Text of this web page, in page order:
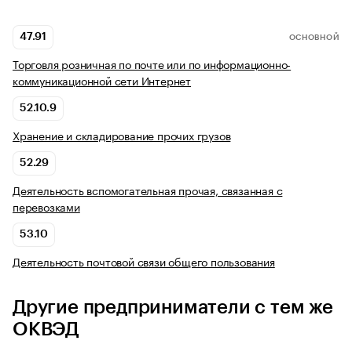
47.91 ОСНОВНОЙ
Торговля розничная по почте или по информационно-
коммуникационной сети Интернет
52.10.9
Хранение и складирование прочих грузов
52.29
Деятельность вспомогательная прочая, связанная с
перевозками
53.10
Деятельность почтовой связи общего пользования
Другие предприниматели с тем же
ОКВЭД